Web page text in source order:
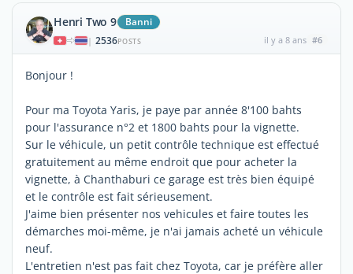
Henri Two 9 Banni
| 2536POSTS il y a 8 ans #6
Bonjour !
Pour ma Toyota Yaris, je paye par année 8'100 bahts
pour l'assurance n°2 et 1800 bahts pour la vignette.
Sur le véhicule, un petit contrôle technique est effectué
gratuitement au même endroit que pour acheter la
vignette, à Chanthaburi ce garage est très bien équipé
et le contrôle est fait sérieusement.
J'aime bien présenter nos vehicules et faire toutes les
démarches moi-même, je n'ai jamais acheté un véhicule
neuf.
L'entretien n'est pas fait chez Toyota, car je préfère aller